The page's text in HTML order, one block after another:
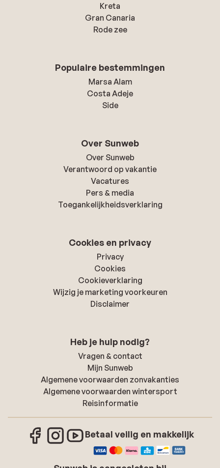
Kreta
Gran Canaria
Rode zee
Populaire bestemmingen
Marsa Alam
Costa Adeje
Side
Over Sunweb
Over Sunweb
Verantwoord op vakantie
Vacatures
Pers & media
Toegankelijkheidsverklaring
Cookies en privacy
Privacy
Cookies
Cookieverklaring
Wijzig je marketing voorkeuren
Disclaimer
Heb je hulp nodig?
Vragen & contact
Mijn Sunweb
Algemene voorwaarden zonvakanties
Algemene voorwaarden wintersport
Reisinformatie
Betaal veilig en makkelijk